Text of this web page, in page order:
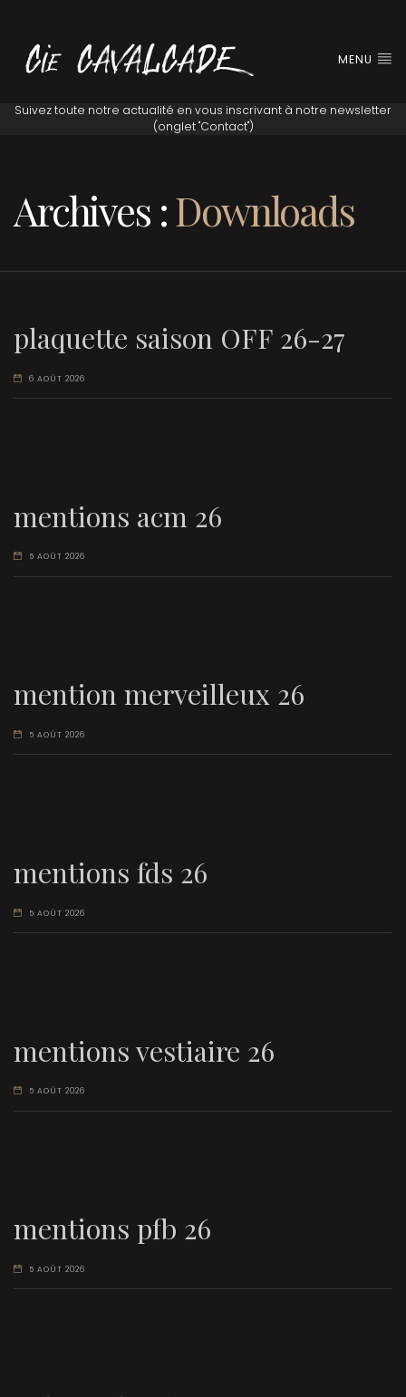
MENU
Archives :Downloads
plaquette saison OFF 26-27
6 AOÛT 2026
mentions acm 26
5 AOÛT 2026
mention merveilleux 26
5 AOÛT 2026
mentions fds 26
5 AOÛT 2026
mentions vestiaire 26
5 AOÛT 2026
mentions pfb 26
5 AOÛT 2026